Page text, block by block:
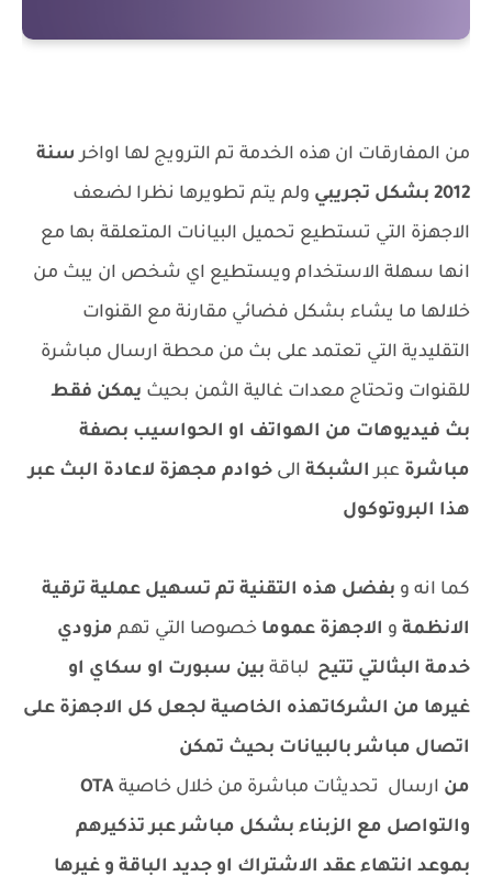
من المفارقات ان هذه الخدمة تم الترويج لها اواخر سنة
2012 بشكل تجريبي
ولم يتم تطويرها نظرا لضعف
الاجهزة التي تستطيع تحميل البيانات المتعلقة بها مع
انها سهلة الاستخدام ويستطيع اي شخص ان يبث من
خلالها ما يشاء بشكل فضائي مقارنة مع القنوات
التقليدية التي تعتمد على بث من محطة ارسال مباشرة
للقنوات وتحتاج معدات غالية الثمن بحيث يمكن فقط
بث فيديوهات من الهواتف او الحواسيب بصفة
مباشرة عبر الشبكة الى خوادم مجهزة لاعادة البث عبر
هذا البروتوكول
كما انه و بفضل هذه التقنية تم تسهيل عملية ترقية
الانظمة و الاجهزة عموما خصوصا التي تهم مزودي
خدمة البثالتي تتيح لباقة بين سبورت او سكاي او
غيرها من الشركاتهذه الخاصية لجعل كل الاجهزة على
اتصال مباشر بالبيانات بحيث تمكن
من ارسال تحديثات مباشرة من خلال خاصية OTA
والتواصل مع الزبناء بشكل مباشر عبر تذكيرهم
بموعد انتهاء عقد الاشتراك او جديد الباقة و غيرها